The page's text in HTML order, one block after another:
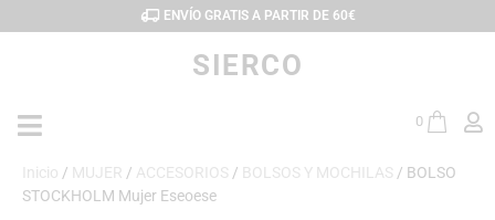
ENVÍO GRATIS A PARTIR DE 60€
SIERCO
0
Inicio / MUJER / ACCESORIOS / BOLSOS Y MOCHILAS / BOLSO
STOCKHOLM Mujer Eseoese